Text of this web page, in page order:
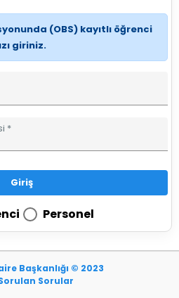
(OBS) kayıtlı öğrenci
giriniz.
*
Giriş
Personel
Başkanlığı © 2023
Sorular